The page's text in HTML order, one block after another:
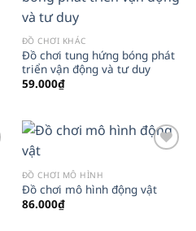
Add to
ĐỒ CHƠI KHÁC
Đồ chơi tung hứng bóng phát
triển vận động và tư duy
59.000₫
ĐỒ CHƠI MÔ HÌNH
Đồ chơi mô hình động vật
86.000₫